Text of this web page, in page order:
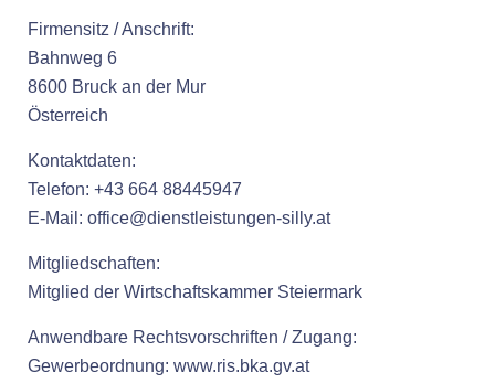
Firmensitz / Anschrift:
Bahnweg 6
8600 Bruck an der Mur
Österreich
Kontaktdaten:
Telefon: +43 664 88445947
E-Mail: office@dienstleistungen-silly.at
Mitgliedschaften:
Mitglied der Wirtschaftskammer Steiermark
Anwendbare Rechtsvorschriften / Zugang:
Gewerbeordnung: www.ris.bka.gv.at